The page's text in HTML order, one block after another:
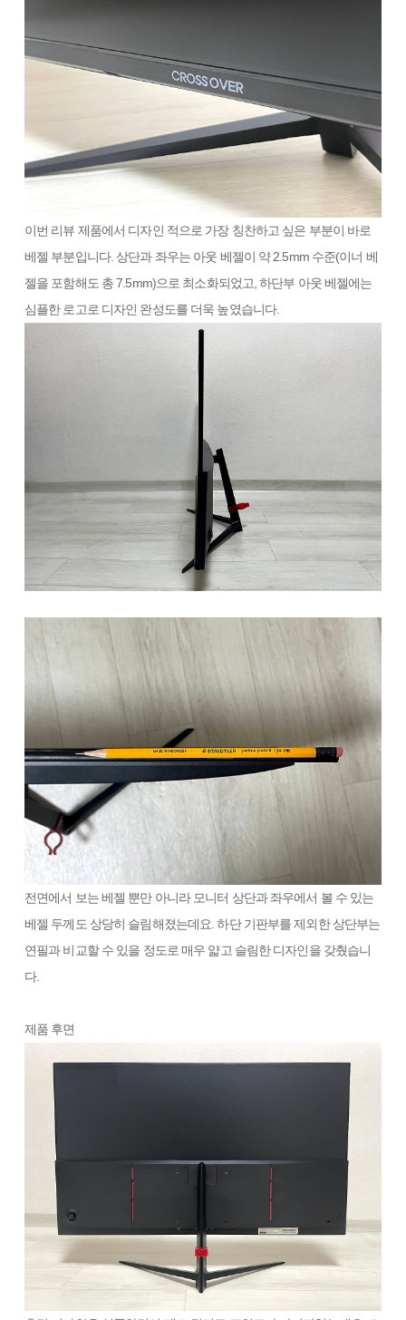
이번 리뷰 제품에서 디자인 적으로 가장 칭찬하고 싶은 부분이 바로
베젤 부분입니다. 상단과 좌우는 아웃 베젤이 약 2.5mm 수준(이너 베
젤을 포함해도 총 7.5mm)으로 최소화되었고, 하단부 아웃 베젤에는
심플한 로고로 디자인 완성도를 더욱 높였습니다.
전면에서 보는 베젤 뿐만 아니라 모니터 상단과 좌우에서 볼 수 있는
베젤 두께도 상당히 슬림해졌는데요. 하단 기판부를 제외한 상단부는
연필과 비교할 수 있을 정도로 매우 얇고 슬림한 디자인을 갖췄습니
다.
제품 후면